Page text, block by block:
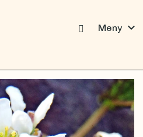
Meny expand_more